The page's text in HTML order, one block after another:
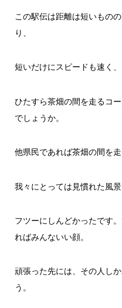
この駅伝は距離は短いもの
り、
短いだけにスピードも速く
ひたすら茶畑の間を走るコ
でしょうか。
他県民であれば茶畑の間を
我々にとっては見慣れた風
フツーにしんどかったです
ればみんないい顔。
頑張った先には、その人し
う。